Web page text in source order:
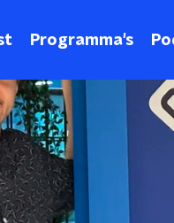
Programma's